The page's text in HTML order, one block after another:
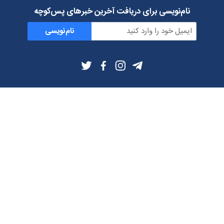
نام‌نویسی برای دریافت آخرین خبرهای پس‌کوچه
نام‌نویسی